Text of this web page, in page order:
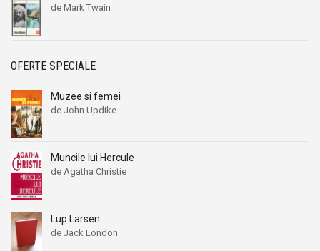
de Mark Twain
OFERTE SPECIALE
Muzee si femei
de John Updike
Muncile lui Hercule
de Agatha Christie
Lup Larsen
de Jack London